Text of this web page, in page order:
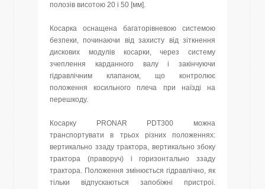
полозів висотою 20 і 50 [мм].
Косарка оснащена багаторівневою системою
безпеки, починаючи від захисту від зіткнення
дискових модулів косарки, через систему
зчеплення карданного валу і закінчуючи
гідравлічним клапаном, що контролює
положення косильного плеча при наїзді на
перешкоду.
Косарку PRONAR PDT300 можна
транспортувати в трьох різних положеннях:
вертикально ззаду трактора, вертикально збоку
трактора (праворуч) і горизонтально ззаду
трактора. Положення змінюється гідравлічно, як
тільки відпускаються запобіжні пристрої.